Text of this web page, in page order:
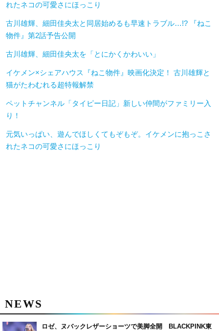
れたネコの可愛さにほっこり
古川雄輝、細田佳央太と同居始めるも早速トラブル…!? 『ねこ
物件』第2話予告公開
古川雄輝、細田佳央太を「とにかくかわいい」
イケメン×シェアハウス『ねこ物件』映画化決定！ 古川雄輝と
猫がたわむれる超特報解禁
ペットチャンネル「タイピー日記」新しい仲間がファミリー入
り！
元気いっぱい、遊んでほしくてもぞもぞ。イケメンに抱っこさ
れたネコの可愛さにほっこり
NEWS
ロゼ、ヌバックレザーショーツで美脚全開 BLACKPINK東